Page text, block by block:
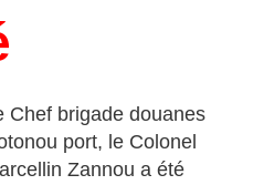
Chef brigade douanes
port, le Colonel
Zannou a été